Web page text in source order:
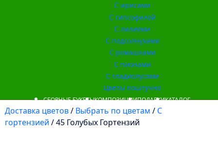
С ирисами
С гипсофилой
С лилиями
С подсолнухами
С ромашками
С пионами
С гладиолусами
Цветы поштучно
СБОРНЫЕ БУКЕТЫКОМПОЗИЦИИПОДАРКИКАТАЛОГ
Доставка цветов/ Выбрать по цветам / С
гортензией / 45 Голубых Гортензий